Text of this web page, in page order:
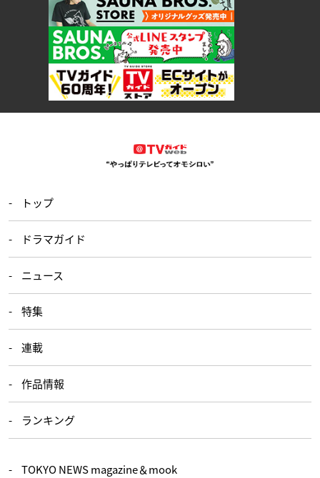
トップ
ドラマガイド
ニュース
特集
連載
作品情報
ランキング
TOKYO NEWS magazine＆mook